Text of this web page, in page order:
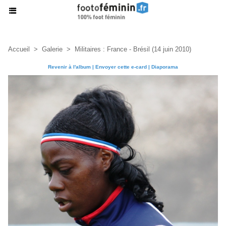
Accueil > Galerie > Militaires : France - Brésil (14 juin 2010)
Revenir à l'album | Envoyer cette e-card | Diaporama